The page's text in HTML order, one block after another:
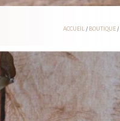
ACCUEIL / BOUTIQUE/